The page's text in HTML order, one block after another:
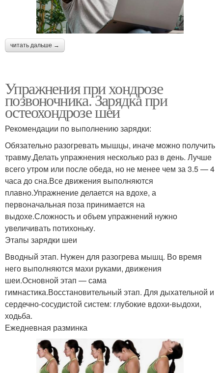
читать дальше →
Упражнения при хондрозе
позвоночника. Зарядка при
остеохондрозе шеи
Рекомендации по выполнению зарядки:
Обязательно разогревать мышцы, иначе можно получить
травму.Делать упражнения несколько раз в день. Лучше
всего утром или после обеда, но не менее чем за 3.5 — 4
часа до сна.Все движения выполняются
плавно.Упражнение делается на вдохе, а
первоначальная поза принимается на
выдохе.Сложность и объем упражнений нужно
увеличивать потихоньку.
Этапы зарядки шеи
Вводный этап. Нужен для разогрева мышц. Во время
него выполняются махи руками, движения
шеи.Основной этап — сама
гимнастика.Восстановительный этап. Для дыхательной и
сердечно-сосудистой систем: глубокие вдохи-выдохи,
ходьба.
Ежедневная разминка